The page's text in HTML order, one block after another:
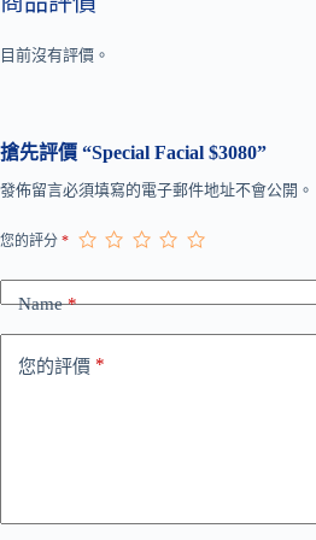
目前沒有評價。
搶先評價 “Special Facial $3080”
發佈留言必須填寫的電子郵件地址不會公開。
您的評分 *
Name*
您的評價 *
A
t
e
r
t